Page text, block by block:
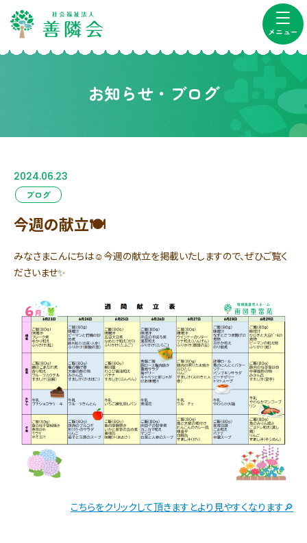
メニュー
お知らせ・ブログ
2024.06.23
ブログ
今週の献立🍽️
みなさまこんにちは☺今週の献立を掲載いたしますので、ぜひご覧く
ださいませ✨
こちらをクリックして頂きますとより見やすくなります🔎